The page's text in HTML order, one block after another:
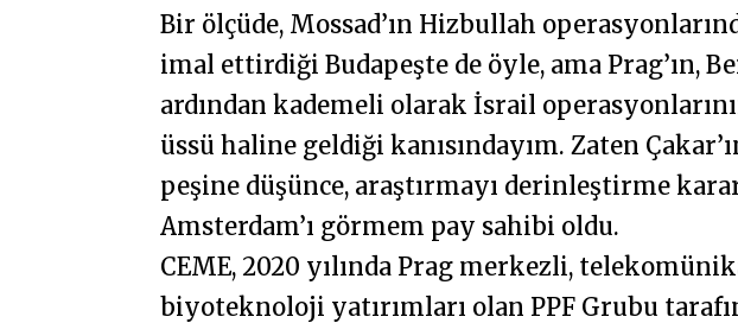
Bir ölçüde, Mossad’ın Hizbullah
imal ettirdiği Budapeşte de öyle, ama Prag’ın,
ardından kademeli olarak İsrail
üssü haline geldiği kanısındayım. Zaten
peşine düşünce, araştırmayı derinleştirme
Amsterdam’ı görmem pay sahibi oldu.
CEME, 2020 yılında Prag merkezli,
biyoteknoloji yatırımları olan PPF Grubu